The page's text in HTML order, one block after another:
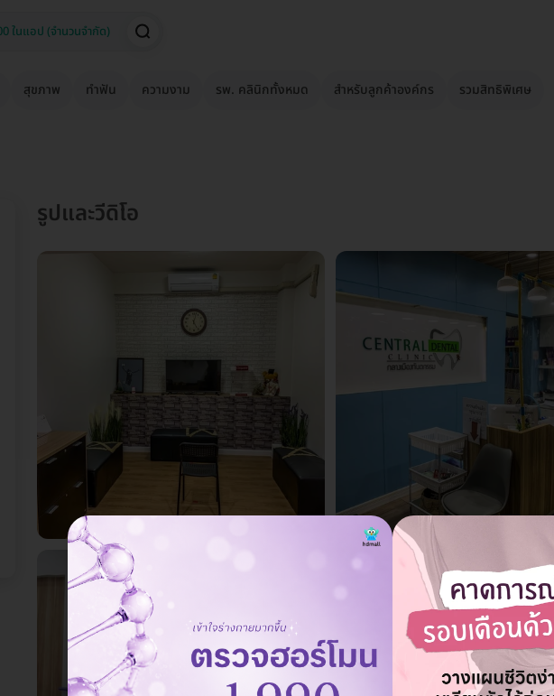
สุขภาพ ทำฟัน ความงาม รพ. คลินิกทั้งหมด สำหรับลูกค้าองค์กร รวมสิทธิพิเศษ
รูปและวีดิโอ